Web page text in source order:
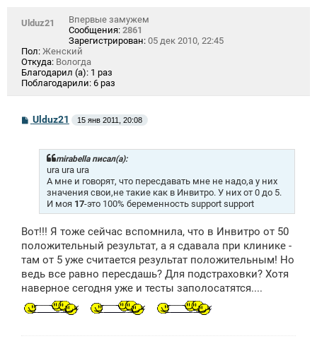
Ulduz21
Впервые замужем
Сообщения: 2861
Зарегистрирован: 05 дек 2010, 22:45
Пол: Женский
Откуда: Вологда
Благодарил (а): 1 раз
Поблагодарили: 6 раз
СUlduz21 15 янв 2011, 20:08
mirabella писал(а):
ura ura ura
А мне и говорят, что пересдавать мне не надо,а у них
значения свои,не такие как в Инвитро. У них от 0 до 5.
И моя 17-это 100% беременность support support
Вот!!! Я тоже сейчас вспомнила, что в Инвитро от 50
положительный результат, а я сдавала при клинике -
там от 5 уже считается результат положительным! Но
ведь все равно пересдашь? Для подстраховки? Хотя
наверное сегодня уже и тесты заполосатятся....